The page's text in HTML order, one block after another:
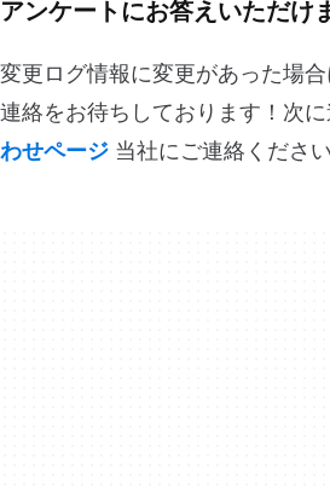
アンケートにお答えいただけ
変更ログ情報に変更があった場
連絡をお待ちしております！次に
わせページ 当社にご連絡ください